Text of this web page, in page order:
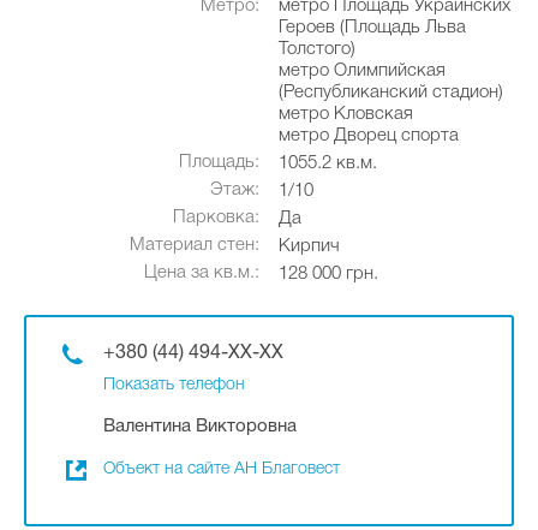
Метро:
метро Площадь Украинских
Героев (Площадь Льва
Толстого)
метро Олимпийская
(Республиканский стадион)
метро Кловская
метро Дворец спорта
Площадь:
1055.2 кв.м.
Этаж:
1/10
Парковка:
Да
Материал стен:
Кирпич
Цена за кв.м.:
128 000 грн.
+380 (44) 494-XX-XX
Показать телефон
Валентина Викторовна
Объект на сайте АН Благовест